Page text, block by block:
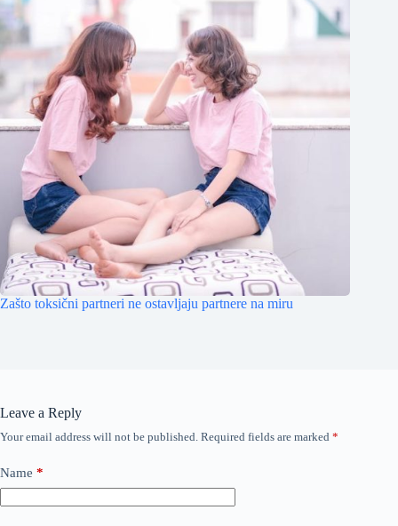
Zašto toksični partneri ne ostavljaju partnere na miru
Leave a Reply
Your email address will not be published. Required fields are marked *
Name *